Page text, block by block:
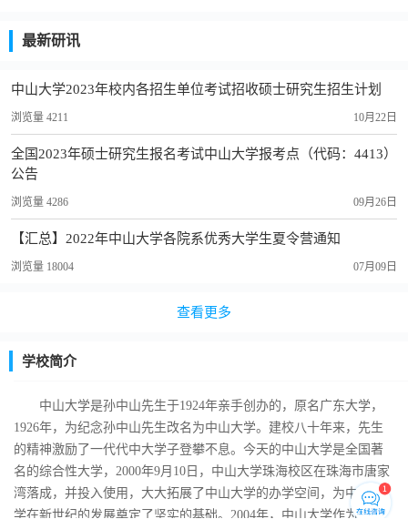
最新研讯
中山大学2023年校内各招生单位考试招收硕士研究生招生计划
浏览量 4211 10月22日
全国2023年硕士研究生报名考试中山大学报考点（代码：4413）
公告
浏览量 4286 09月26日
【汇总】2022年中山大学各院系优秀大学生夏令营通知
浏览量 18004 07月09日
查看更多
学校简介
中山大学是孙中山先生于1924年亲手创办的，原名广东大学，
1926年，为纪念孙中山先生改名为中山大学。建校八十年来，先生
的精神激励了一代代中大学子登攀不息。今天的中山大学是全国著
名的综合性大学，2000年9月10日，中山大学珠海校区在珠海市唐家
湾落成，并投入使用，大大拓展了中山大学的办学空间，为中山大
学在新世纪的发展奠定了坚实的基础。2004年，中山大学作为首批